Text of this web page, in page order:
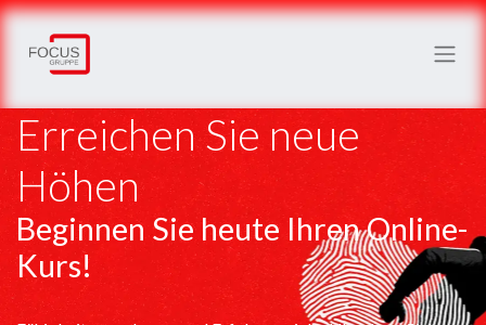
Erreichen Sie neue
Höhen
Beginnen Sie heute Ihren Online-
Kurs!